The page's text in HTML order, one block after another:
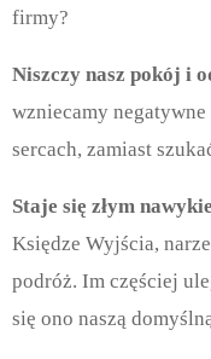
firmy?
Niszczy nasz pokój i
wzniecamy
sercach, zamiast
Staje się złym
Księdze Wyjścia,
podróż. Im częściej
się ono naszą